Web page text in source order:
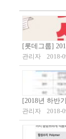
[롯데그룹]
관리자
2018-
[2018년 하반
관리자
2018-